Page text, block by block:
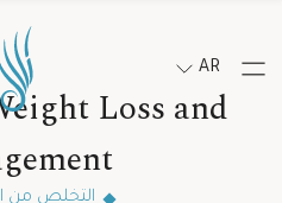
AR
Loss and
التخلص من